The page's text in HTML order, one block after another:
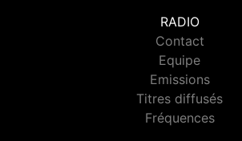
RADIO
Contact
Equipe
Emissions
Titres diffusés
Fréquences